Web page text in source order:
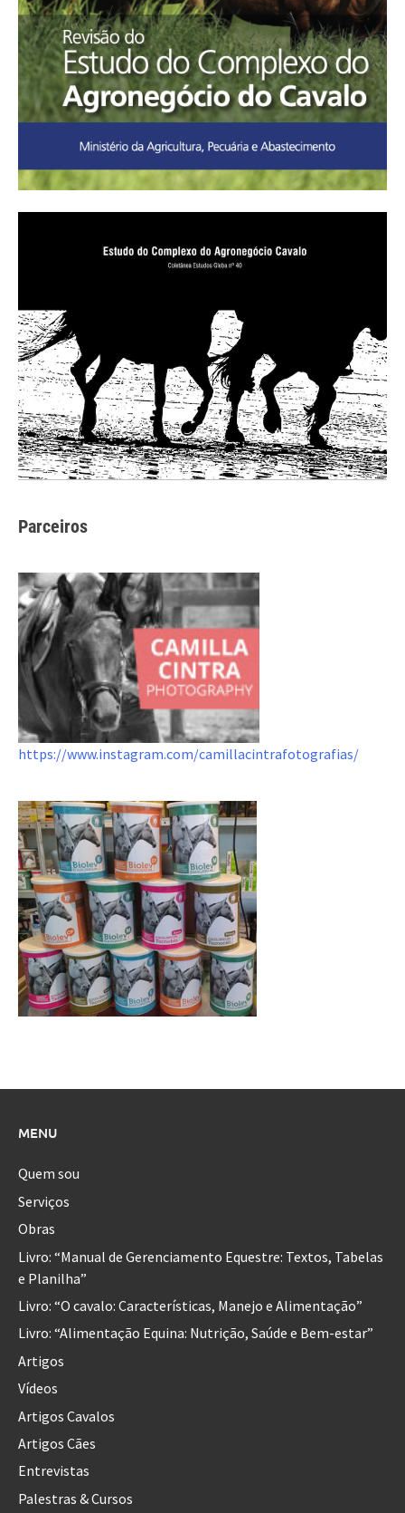
Parceiros
https://www.instagram.com/camillacintrafotografias/
MENU
Quem sou
Serviços
Obras
Livro: “Manual de Gerenciamento Equestre: Textos, Tabelas
e Planilha”
Livro: “O cavalo: Características, Manejo e Alimentação”
Livro: “Alimentação Equina: Nutrição, Saúde e Bem-estar”
Artigos
Vídeos
Artigos Cavalos
Artigos Cães
Entrevistas
Palestras & Cursos